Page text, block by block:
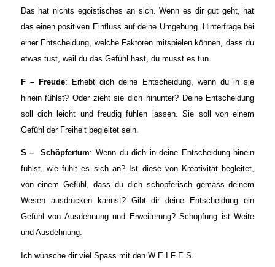
Das hat nichts egoistisches an sich. Wenn es dir gut geht, hat
das einen positiven Einfluss auf deine Umgebung. Hinterfrage bei
einer Entscheidung, welche Faktoren mitspielen können, dass du
etwas tust, weil du das Gefühl hast, du musst es tun.
F – Freude: Erhebt dich deine Entscheidung, wenn du in sie
hinein fühlst? Oder zieht sie dich hinunter? Deine Entscheidung
soll dich leicht und freudig fühlen lassen. Sie soll von einem
Gefühl der Freiheit begleitet sein.
S – Schöpfertum: Wenn du dich in deine Entscheidung hinein
fühlst, wie fühlt es sich an? Ist diese von Kreativität begleitet,
von einem Gefühl, dass du dich schöpferisch gemäss deinem
Wesen ausdrücken kannst? Gibt dir deine Entscheidung ein
Gefühl von Ausdehnung und Erweiterung? Schöpfung ist Weite
und Ausdehnung.
Ich wünsche dir viel Spass mit den W E I F E S.